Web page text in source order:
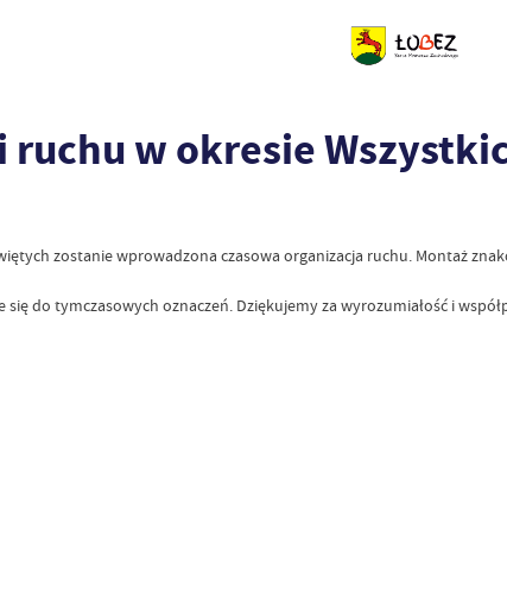
w okresie
zostanie wprowadzona czasowa organizacja ruchu. Montaż
do tymczasowych oznaczeń. Dziękujemy za wyrozumiałość i